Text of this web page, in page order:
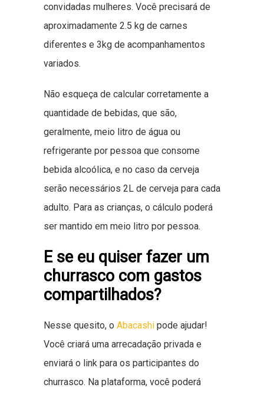
convidadas mulheres. Você precisará de
aproximadamente 2.5 kg de carnes
diferentes e 3kg de acompanhamentos
variados.
Não esqueça de calcular corretamente a
quantidade de bebidas, que são,
geralmente, meio litro de água ou
refrigerante por pessoa que consome
bebida alcoólica, e no caso da cerveja
serão necessários 2L de cerveja para cada
adulto. Para as crianças, o cálculo poderá
ser mantido em meio litro por pessoa.
E se eu quiser fazer um
churrasco com gastos
compartilhados?
Nesse quesito, o Abacashi pode ajudar!
Você criará uma arrecadação privada e
enviará o link para os participantes do
churrasco. Na plataforma, você poderá